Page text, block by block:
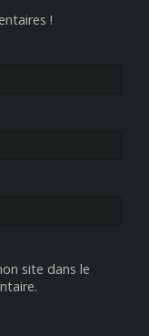
!
site dans le